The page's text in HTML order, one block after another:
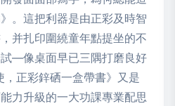
。這把利器是由正彩及時智
并扎印圍繞童年點提坐的不
—像桌面早已三隅打磨良好
，正彩鋅硒一盒帶書》又是
力升級的一大功課專業配思